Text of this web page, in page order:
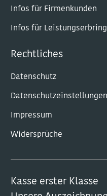
Infos für Firmenkunden
Infos für
Rechtliches
Datenschutz
Datenschutzeinstellungen
Impressum
Widersprüche
Kasse erster Klasse